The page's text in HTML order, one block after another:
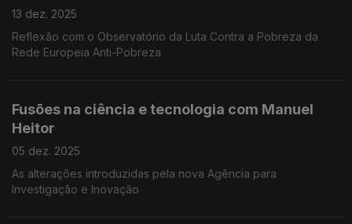
13 dez. 2025
Reflexão com o Observatório da Luta Contra a Pobreza da
Rede Europeia Anti-Pobreza
Fusões na ciência e tecnologia com Manuel
Heitor
05 dez. 2025
As alterações introduzidas pela nova Agência para
Investigação e Inovação